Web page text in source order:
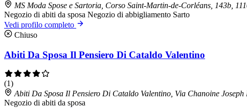
MS Moda Spose e Sartoria, Corso Saint-Martin-de-Corléans, 143b,
Negozio di abiti da sposa Negozio di abbigliamento Sarto
Vedi profilo completo
Chiuso
Abiti Da Sposa Il Pensiero Di Cataldo Valentino
(1)
Abiti Da Sposa Il Pensiero Di Cataldo Valentino, Via Chanoine Joseph
Negozio di abiti da sposa